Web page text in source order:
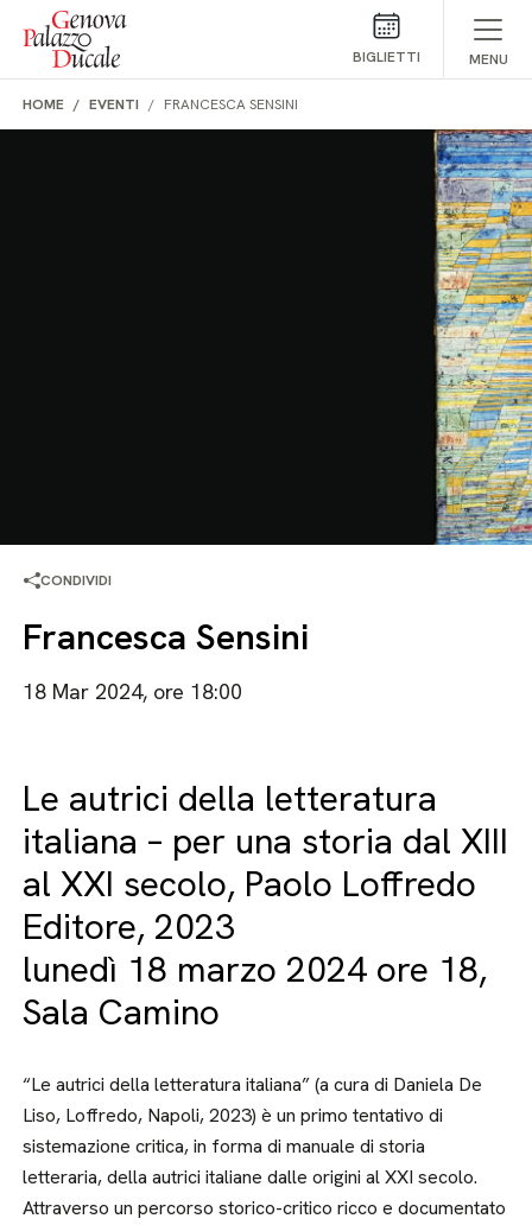
Salta al contenuto
BIGLIETTI MENU
HOME EVENTI FRANCESCA SENSINI
CONDIVIDI
Francesca Sensini
18 Mar 2024, ore 18:00
Le autrici della letteratura
italiana – per una storia dal XIII
al XXI secolo, Paolo Loffredo
Editore, 2023
lunedì 18 marzo 2024 ore 18,
Sala Camino
“Le autrici della letteratura italiana” (a cura di Daniela De
Liso, Loffredo, Napoli, 2023) è un primo tentativo di
sistemazione critica, in forma di manuale di storia
letteraria, della autrici italiane dalle origini al XXI secolo.
Attraverso un percorso storico-critico ricco e documentato